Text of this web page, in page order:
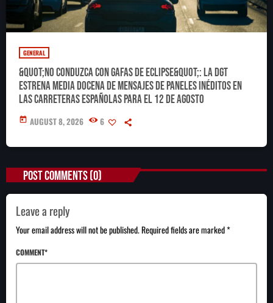
GENERAL
&quot;No conduzca con gafas de eclipse&quot;: la DGT
estrena media docena de mensajes de paneles inéditos en
las carreteras españolas para el 12 de agosto
today AUGUST 8, 2026 6
POST COMMENTS (0)
Leave a reply
Your email address will not be published. Required fields are marked *
COMMENT*